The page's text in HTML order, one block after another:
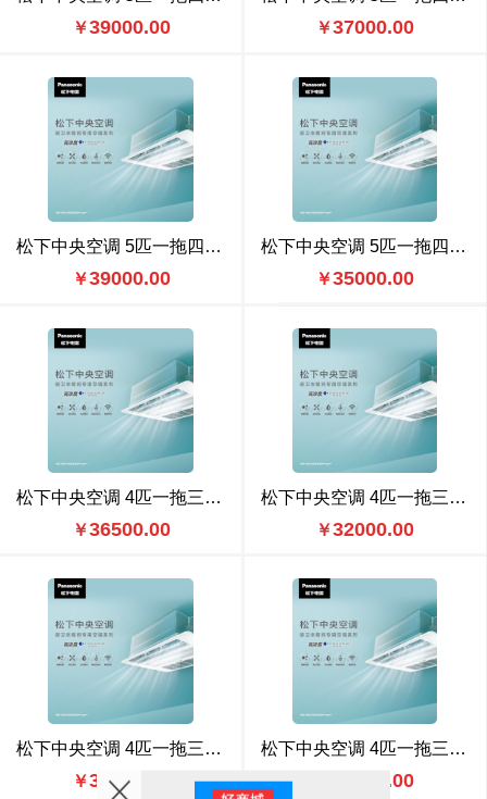
￥39000.00
￥37000.00
松下中央空调 5匹一拖四（CU-ME45BS6） 豪华款
￥39000.00
松下中央空调 5匹一拖四（CU-ME45BS6） 标准款
￥35000.00
松下中央空调 4匹一拖三（CU-ME36BS6N） 豪华款
￥36500.00
松下中央空调 4匹一拖三（CU-ME36BS6N） 标准款
￥32000.00
松下中央空调 4匹一拖三（CU-ME36BS6） 豪华款
￥34000.00
松下中央空调 4匹一拖三（CU-ME36BS6） 标准款
30000.00